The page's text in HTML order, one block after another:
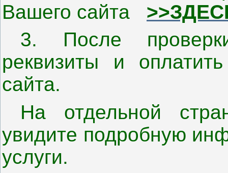
Вашего сайта
3. После
реквизиты и
сайта.
На отдельной
увидите подробную
услуги.